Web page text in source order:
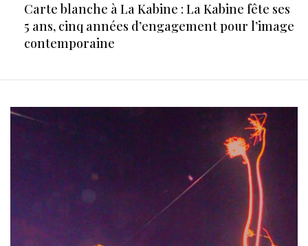
Carte blanche à La Kabine : La Kabine fête ses
5 ans, cinq années d’engagement pour l’image
contemporaine